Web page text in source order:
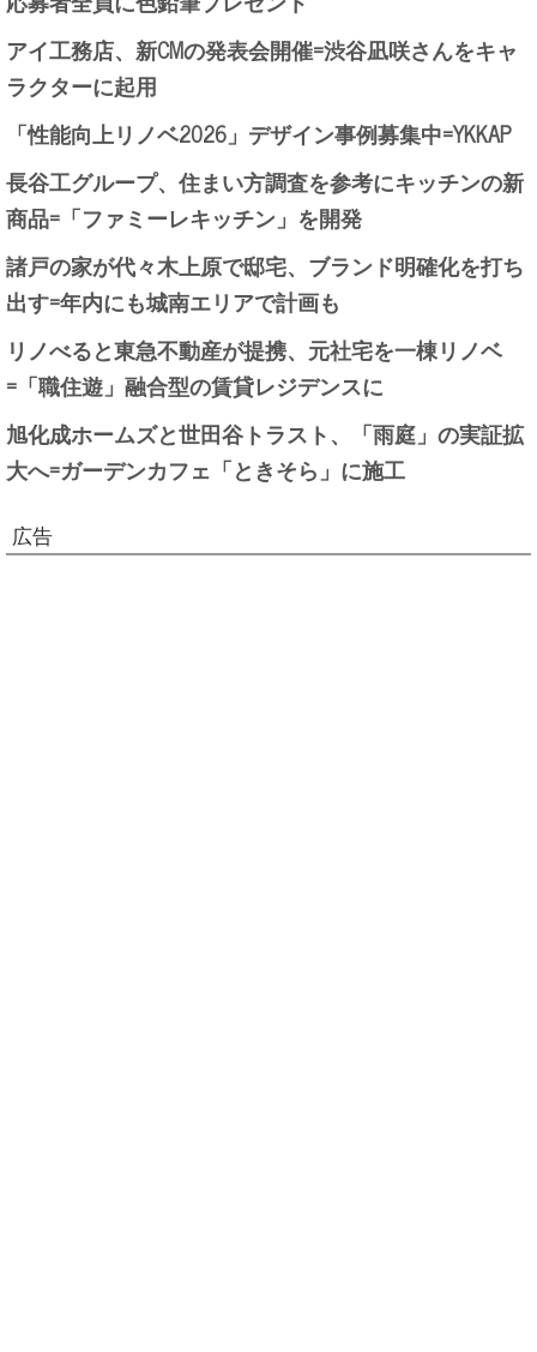
アイ工務店、新CMの発表会開催=渋谷凪咲さんをキャ
ラクターに起用
「性能向上リノベ2026」デザイン事例募集中=YKKAP
長谷工グループ、住まい方調査を参考にキッチンの新
商品=「ファミーレキッチン」を開発
諸戸の家が代々木上原で邸宅、ブランド明確化を打ち
出す=年内にも城南エリアで計画も
リノべると東急不動産が提携、元社宅を一棟リノベ
=「職住遊」融合型の賃貸レジデンスに
旭化成ホームズと世田谷トラスト、「雨庭」の実証拡
大へ=ガーデンカフェ「ときそら」に施工
広告